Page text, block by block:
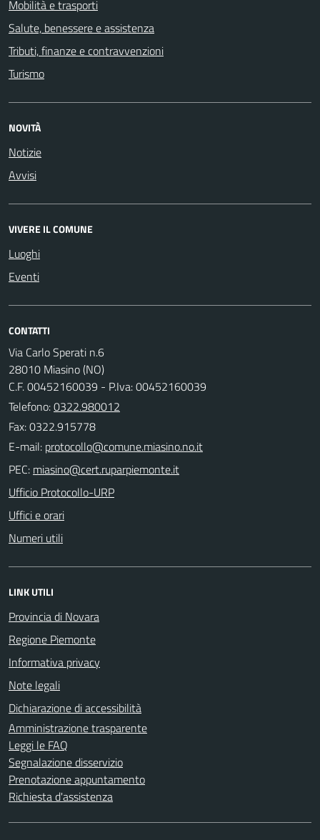
Mobilità e trasporti
Salute, benessere e assistenza
Tributi, finanze e contravvenzioni
Turismo
NOVITÀ
Notizie
Avvisi
VIVERE IL COMUNE
Luoghi
Eventi
CONTATTI
Via Carlo Sperati n.6
28010 Miasino (NO)
C.F. 00452160039 - P.Iva: 00452160039
Telefono:0322.980012
Fax: 0322.915778
E-mail:
PEC:
Ufficio Protocollo-URP
Uffici e orari
Numeri utili
LINK UTILI
Provincia di Novara
Regione Piemonte
Informativa privacy
Note legali
Dichiarazione di accessibilità
Amministrazione trasparente
Leggi le FAQ
Segnalazione disservizio
Prenotazione appuntamento
Richiesta d'assistenza